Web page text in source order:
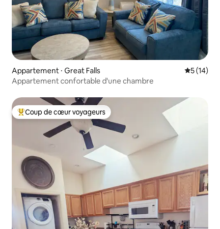
Appartement ⋅ Great Falls
5 (14)
Appartement confortable d'une chambre
Coups de cœur voyageurs les plus appréciés
Coup de cœur voyageurs